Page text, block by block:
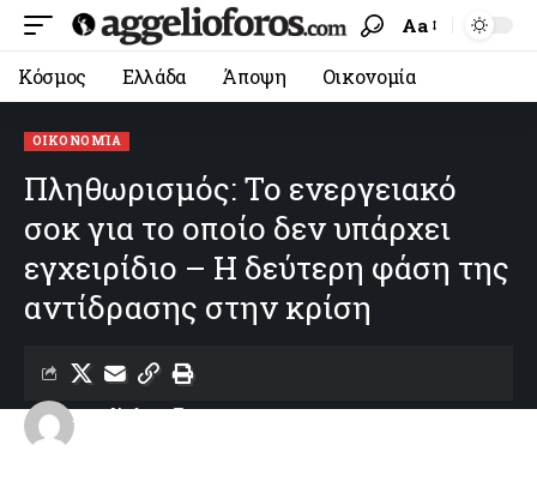
Aa
Κόσμος Ελλάδα Άποψη Οικονομία
ΟΙΚΟΝΟΜΊΑ
Πληθωρισμός: Το ενεργειακό
σοκ για το οποίο δεν υπάρχει
εγχειρίδιο – Η δεύτερη φάση της
αντίδρασης στην κρίση
Last updated: 22/06/2026 10:44
aggelioforos